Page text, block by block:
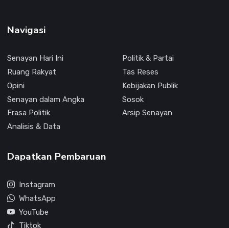
Navigasi
Senayan Hari Ini
Politik & Partai
Ruang Rakyat
Tas Reses
Opini
Kebijakan Publik
Senayan dalam Angka
Sosok
Frasa Politik
Arsip Senayan
Analisis & Data
Dapatkan Pembaruan
Instagram
WhatsApp
YouTube
Tiktok